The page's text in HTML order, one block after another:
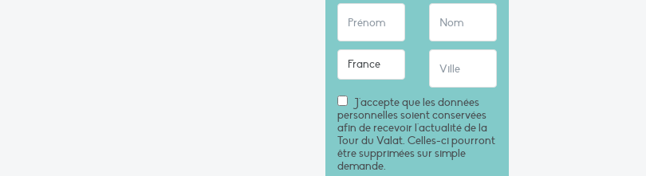
J'accepte que les données
personnelles soient conservées
afin de recevoir l'actualité de la
Tour du Valat. Celles-ci pourront
être supprimées sur simple
demande.